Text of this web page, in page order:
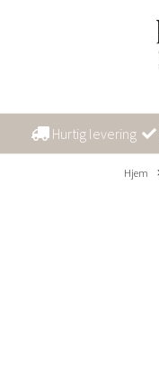
Hurtig levering
Hjem